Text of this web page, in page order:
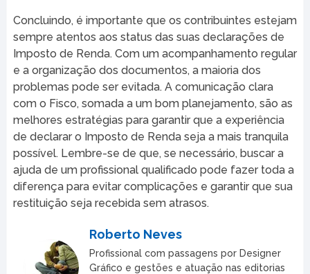
Concluindo, é importante que os contribuintes estejam
sempre atentos aos status das suas declarações de
Imposto de Renda. Com um acompanhamento regular
e a organização dos documentos, a maioria dos
problemas pode ser evitada. A comunicação clara
com o Fisco, somada a um bom planejamento, são as
melhores estratégias para garantir que a experiência
de declarar o Imposto de Renda seja a mais tranquila
possível. Lembre-se de que, se necessário, buscar a
ajuda de um profissional qualificado pode fazer toda a
diferença para evitar complicações e garantir que sua
restituição seja recebida sem atrasos.
Roberto Neves
Profissional com passagens por Designer
Gráfico e gestões e atuação nas editorias